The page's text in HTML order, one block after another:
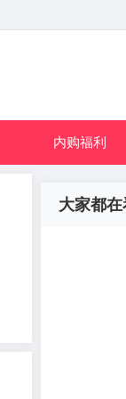
内购福利
大家都在